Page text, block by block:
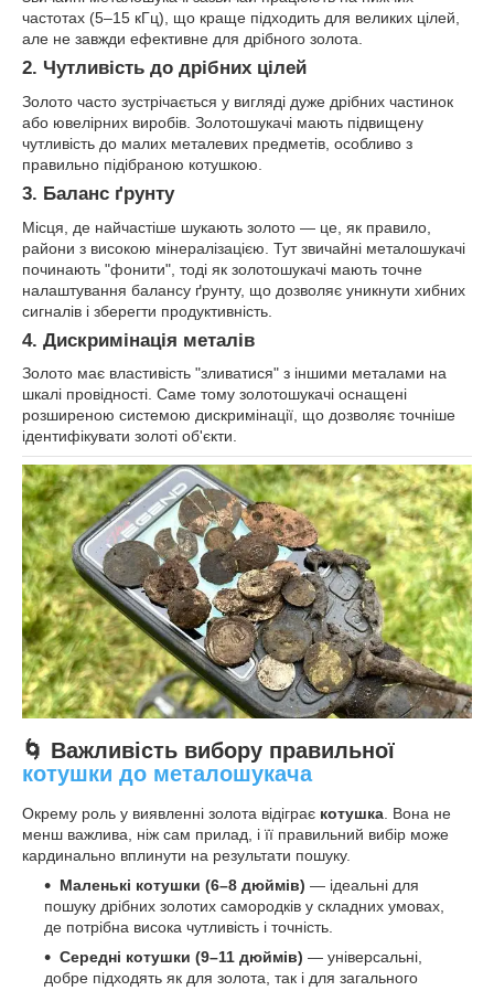
частотах (5–15 кГц), що краще підходить для великих цілей,
але не завжди ефективне для дрібного золота.
2. Чутливість до дрібних цілей
Золото часто зустрічається у вигляді дуже дрібних частинок
або ювелірних виробів. Золотошукачі мають підвищену
чутливість до малих металевих предметів, особливо з
правильно підібраною котушкою.
3. Баланс ґрунту
Місця, де найчастіше шукають золото — це, як правило,
райони з високою мінералізацією. Тут звичайні металошукачі
починають "фонити", тоді як золотошукачі мають точне
налаштування балансу ґрунту, що дозволяє уникнути хибних
сигналів і зберегти продуктивність.
4. Дискримінація металів
Золото має властивість "зливатися" з іншими металами на
шкалі провідності. Саме тому золотошукачі оснащені
розширеною системою дискримінації, що дозволяє точніше
ідентифікувати золоті об'єкти.
🌀 Важливість вибору правильної
котушки до металошукача
Окрему роль у виявленні золота відіграє котушка . Вона не
менш важлива, ніж сам прилад, і її правильний вибір може
кардинально вплинути на результати пошуку.
Маленькі котушки (6–8 дюймів) — ідеальні для
пошуку дрібних золотих самородків у складних умовах,
де потрібна висока чутливість і точність.
Середні котушки (9–11 дюймів) — універсальні,
добре підходять як для золота, так і для загального